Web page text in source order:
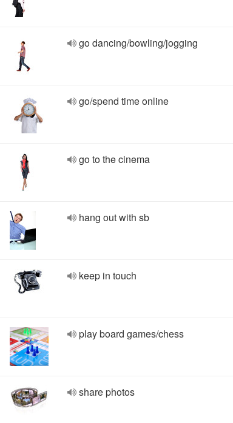
go dancing/bowling/jogging
go/spend time online
go to the cinema
hang out with sb
keep in touch
play board games/chess
share photos